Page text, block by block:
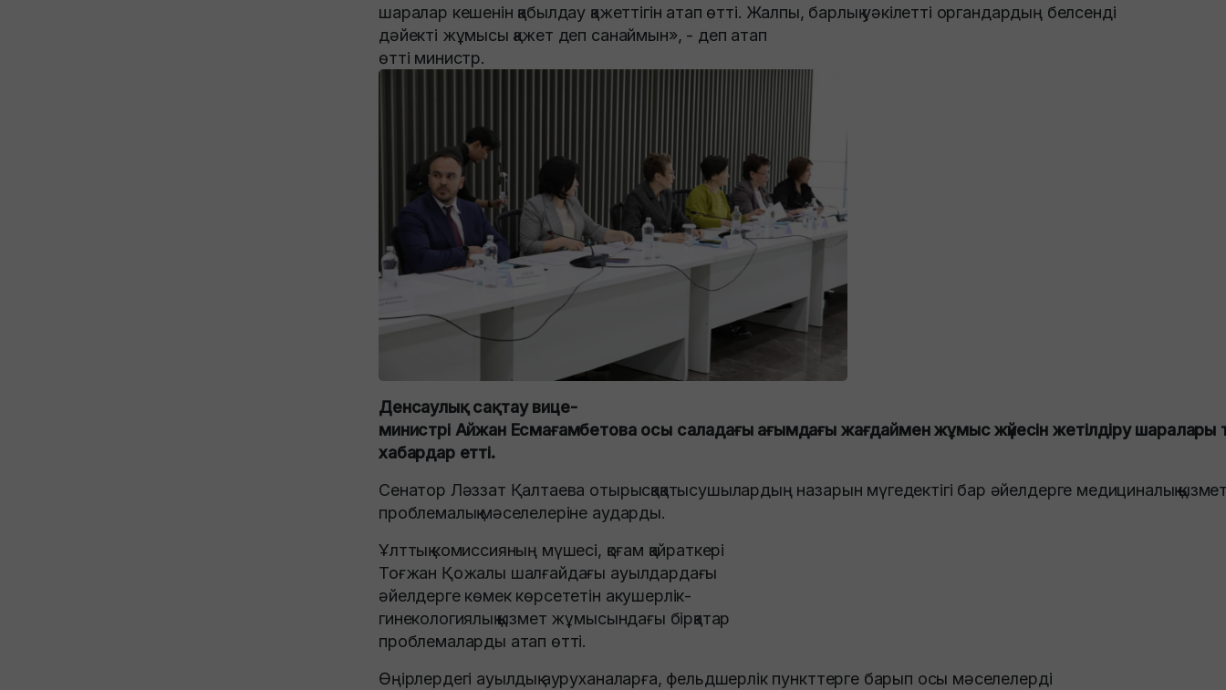
шаралар кешенін қабылдау қажеттігін атап өтті. Жалпы, барлық уәкілетті органдардың белсенді
дәйекті жұмысы қажет деп санаймын», - деп атап
өтті министр.
Денсаулық сақтау вице-
министрі Айжан Есмағамбетова осы саладағы ағымдағы жағдаймен жұмыс жүйесін жетілдіру шаралары
хабардар етті.
Сенатор Ләззат Қалтаева отырысқақатысушылардың назарын мүгедектігі бар әйелдерге медициналық
проблемалық мәселелеріне аударды.
Ұлттық комиссияның мүшесі, қоғам қайраткері
Тоғжан Қожалы шалғайдағы ауылдардағы
әйелдерге көмек көрсететін акушерлік-
гинекологиялық қызмет жұмысындағы бірқатар
проблемаларды атап өтті.
Өңірлердегі ауылдық ауруханаларға, фельдшерлік пункттерге барып осы мәселелерді